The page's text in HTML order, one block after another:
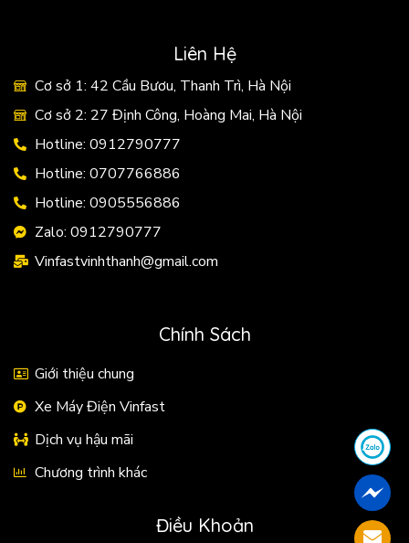
Liên Hệ
Cơ sở 1: 42 Cầu Bươu, Thanh Trì, Hà Nội
Cơ sở 2: 27 Định Công, Hoàng Mai, Hà Nội
Hotline: 0912790777
Hotline: 0707766886
Hotline: 0905556886
Zalo: 0912790777
Vinfastvinhthanh@gmail.com
Chính Sách
Giới thiệu chung
Xe Máy Điện Vinfast
Dịch vụ hậu mãi
Chương trình khác
Điều Khoản